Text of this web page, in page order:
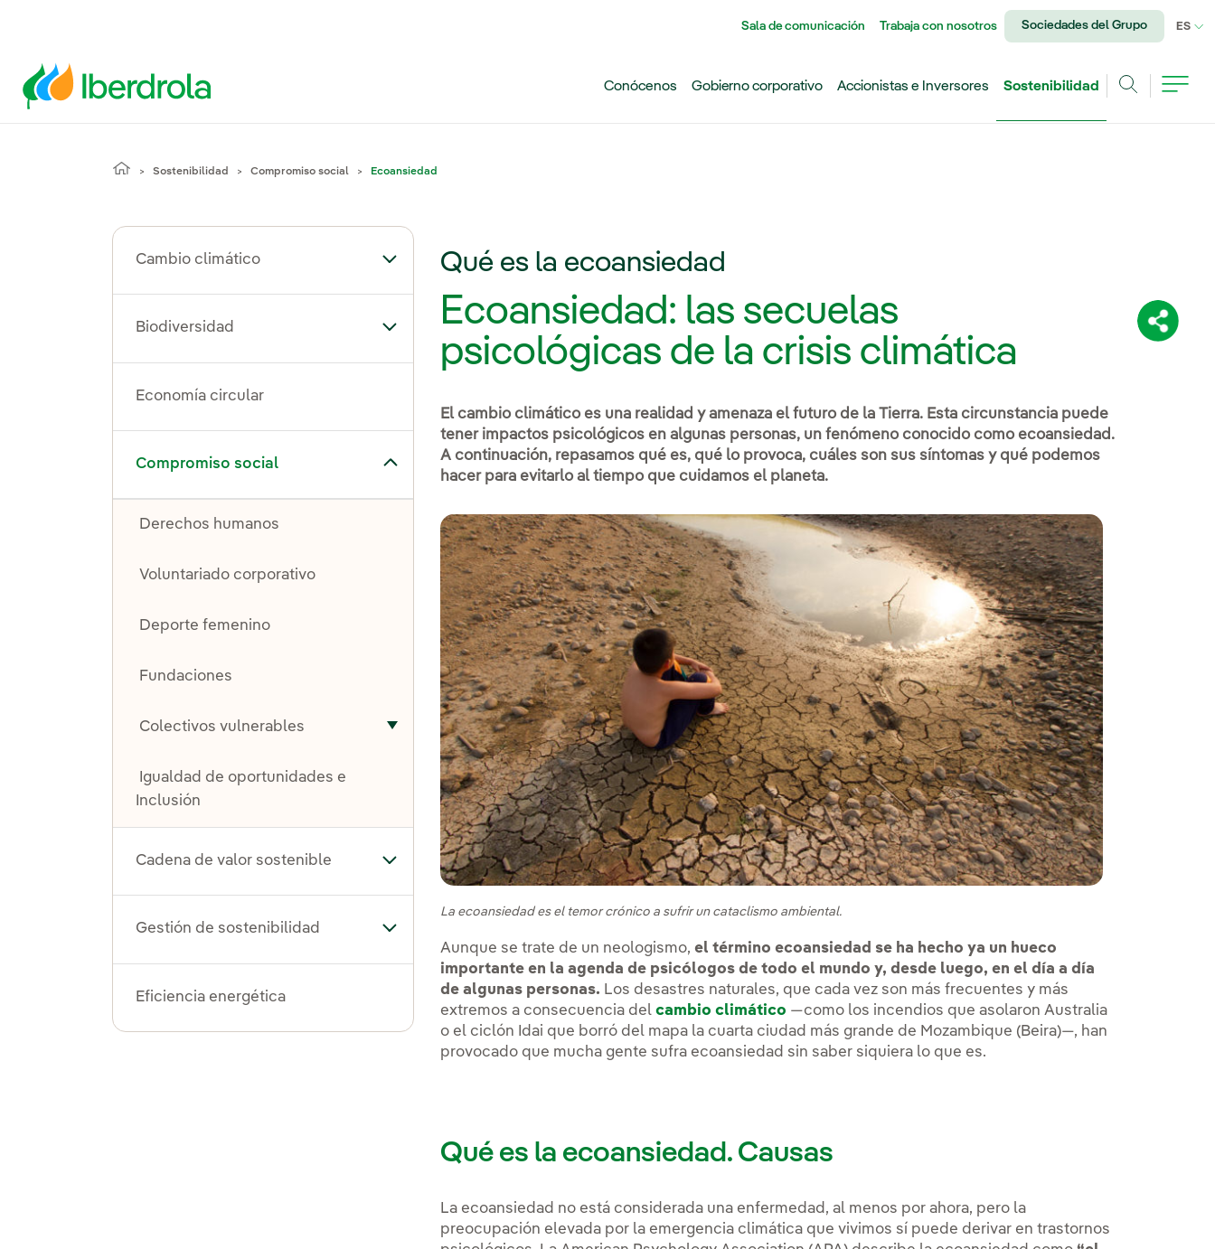
Sala de comunicación Trabaja con nosotros Sociedades del Grupo ES
Conócenos Gobierno corporativo Accionistas e Inversores
Sostenibilidad
Sostenibilidad Compromiso social Ecoansiedad
Cambio climático Alternar el submenú para Cambio climático
Biodiversidad Alternar el submenú para Biodiversidad
Economía circular
Compromiso social
Alternar el submenú para Compromiso social
Derechos humanos
Voluntariado corporativo
Deporte femenino
Fundaciones
Colectivos vulnerables
Alternar el submenú para Colectivos vulnerables
Igualdad de oportunidades e
Inclusión
Cadena de valor sostenible Alternar el submenú para Cadena de valor sostenible
Gestión de sostenibilidad Alternar el submenú para Gestión de sostenibilidad
Eficiencia energética
Qué es la ecoansiedad
Ecoansiedad: las secuelas
psicológicas de la crisis climática
El cambio climático es una realidad y amenaza el futuro de la Tierra. Esta circunstancia puede
tener impactos psicológicos en algunas personas, un fenómeno conocido como ecoansiedad.
A continuación, repasamos qué es, qué lo provoca, cuáles son sus síntomas y qué podemos
hacer para evitarlo al tiempo que cuidamos el planeta.
La ecoansiedad es el temor crónico a sufrir un cataclismo ambiental.
Aunque se trate de un neologismo,el término ecoansiedad se ha hecho ya un hueco
importante en la agenda de psicólogos de todo el mundo y, desde luego, en el día a día
de algunas personas. Los desastres naturales, que cada vez son más frecuentes y más
extremos a consecuencia delcambio climático —como los incendios que asolaron Australia
o el ciclón Idai que borró del mapa la cuarta ciudad más grande de Mozambique (Beira)—, han
provocado que mucha gente sufra ecoansiedad sin saber siquiera lo que es.
Qué es la ecoansiedad. Causas
La ecoansiedad no está considerada una enfermedad, al menos por ahora, pero la
preocupación elevada por la emergencia climática que vivimos sí puede derivar en trastornos